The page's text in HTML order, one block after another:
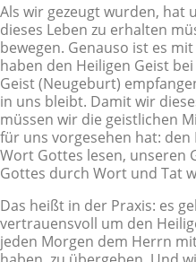
Als wir gezeugt wurden, hat
dieses Leben zu erhalten
bewegen. Genauso ist es
haben den Heiligen Geist
Geist (Neugeburt)
in uns bleibt. Damit wir
müssen wir die geistlichen
für uns vorgesehen hat: den
Wort Gottes lesen, unseren
Gottes durch Wort und Tat
Das heißt in der Praxis: es
vertrauensvoll um den
jeden Morgen dem Herrn